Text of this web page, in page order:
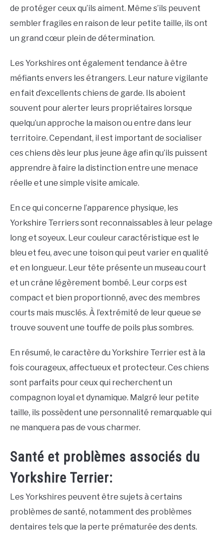
de protéger ceux qu’ils aiment. Même s’ils peuvent
sembler fragiles en raison de leur petite taille, ils ont
un grand cœur plein de détermination.
Les Yorkshires ont également tendance à être
méfiants envers les étrangers. Leur nature vigilante
en fait d’excellents chiens de garde. Ils aboient
souvent pour alerter leurs propriétaires lorsque
quelqu’un approche la maison ou entre dans leur
territoire. Cependant, il est important de socialiser
ces chiens dès leur plus jeune âge afin qu’ils puissent
apprendre à faire la distinction entre une menace
réelle et une simple visite amicale.
En ce qui concerne l’apparence physique, les
Yorkshire Terriers sont reconnaissables à leur pelage
long et soyeux. Leur couleur caractéristique est le
bleu et feu, avec une toison qui peut varier en qualité
et en longueur. Leur tête présente un museau court
et un crâne légèrement bombé. Leur corps est
compact et bien proportionné, avec des membres
courts mais musclés. À l’extrémité de leur queue se
trouve souvent une touffe de poils plus sombres.
En résumé, le caractère du Yorkshire Terrier est à la
fois courageux, affectueux et protecteur. Ces chiens
sont parfaits pour ceux qui recherchent un
compagnon loyal et dynamique. Malgré leur petite
taille, ils possèdent une personnalité remarquable qui
ne manquera pas de vous charmer.
Santé et problèmes associés du
Yorkshire Terrier:
Les Yorkshires peuvent être sujets à certains
problèmes de santé, notamment des problèmes
dentaires tels que la perte prématurée des dents.